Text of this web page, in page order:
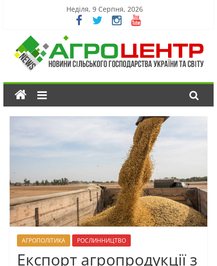
Неділя, 9 Серпня, 2026
АГРОПОЛІТИКА РОСЛИННИЦТВО
Експорт агропродукції з